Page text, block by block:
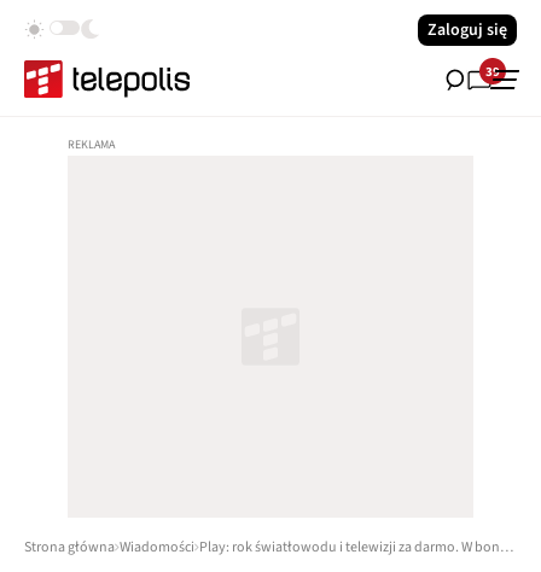
Zaloguj się
39
Strona główna Wiadomości Play: rok światłowodu i telewizji za darmo. W bonusie serwisy VoD